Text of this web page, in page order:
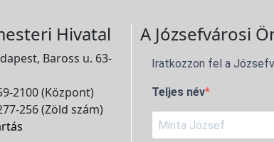
Hivatal
Baross u. 63-
2100 (Központ)
256 (Zöld szám)
A Józsefvárosi
Iratkozzon fel a
Teljes név